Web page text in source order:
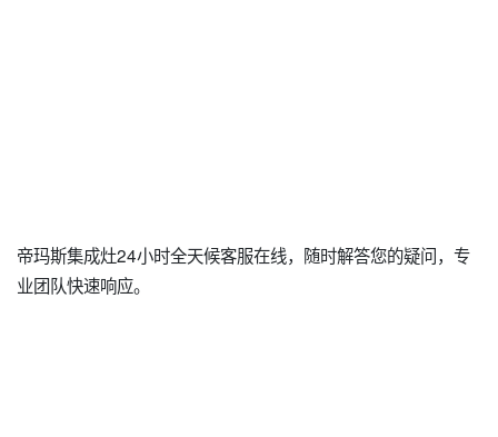
帝玛斯集成灶24小时全天候客服在线，随时解答您的疑问，专
业团队快速响应。